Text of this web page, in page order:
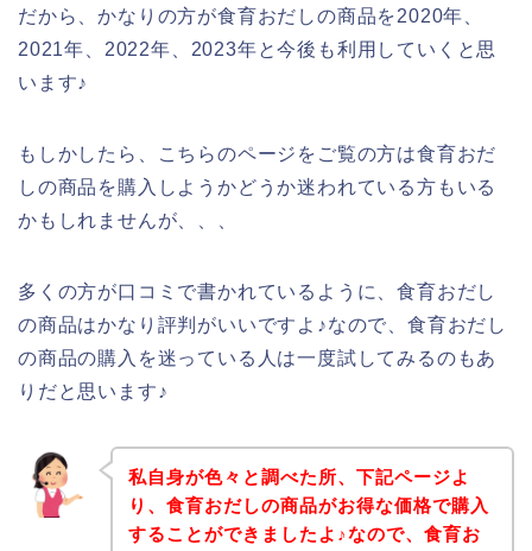
だから、かなりの方が食育おだしの商品を2020年、
2021年、2022年、2023年と今後も利用していくと思
います♪
もしかしたら、こちらのページをご覧の方は食育おだ
しの商品を購入しようかどうか迷われている方もいる
かもしれませんが、、、
多くの方が口コミで書かれているように、食育おだし
の商品はかなり評判がいいですよ♪なので、食育おだし
の商品の購入を迷っている人は一度試してみるのもあ
りだと思います♪
私自身が色々と調べた所、下記ページよ
り、食育おだしの商品がお得な価格で購入
することができましたよ♪なので、食育お